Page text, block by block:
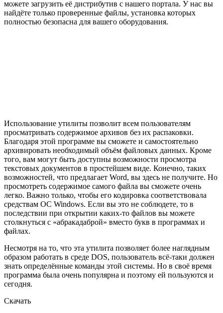
можете загрузить её дистрибутив с нашего портала. У нас вы
найдёте только проверенные файлы, установка которых
полностью безопасна для вашего оборудования.
Использование утилиты позволит всем пользователям
просматривать содержимое архивов без их распаковки.
Благодаря этой программе вы сможете и самостоятельно
архивировать необходимый объём файловых данных. Кроме
того, вам могут быть доступны возможности просмотра
текстовых документов в простейшем виде. Конечно, таких
возможностей, что предлагает Word, вы здесь не получите. Но
просмотреть содержимое самого файла вы сможете очень
легко. Важно только, чтобы его кодировка соответствовала
средствам ОС Windows. Если вы это не соблюдете, то в
последствии при открытии каких-то файлов вы можете
столкнуться с «абракадаброй» вместо букв в программах и
файлах.
Несмотря на то, что эта утилита позволяет более наглядным
образом работать в среде DOS, пользователь всё-таки должен
знать определённые команды этой системы. Но в своё время
программа была очень популярна и поэтому ей пользуются и
сегодня.
Скачать